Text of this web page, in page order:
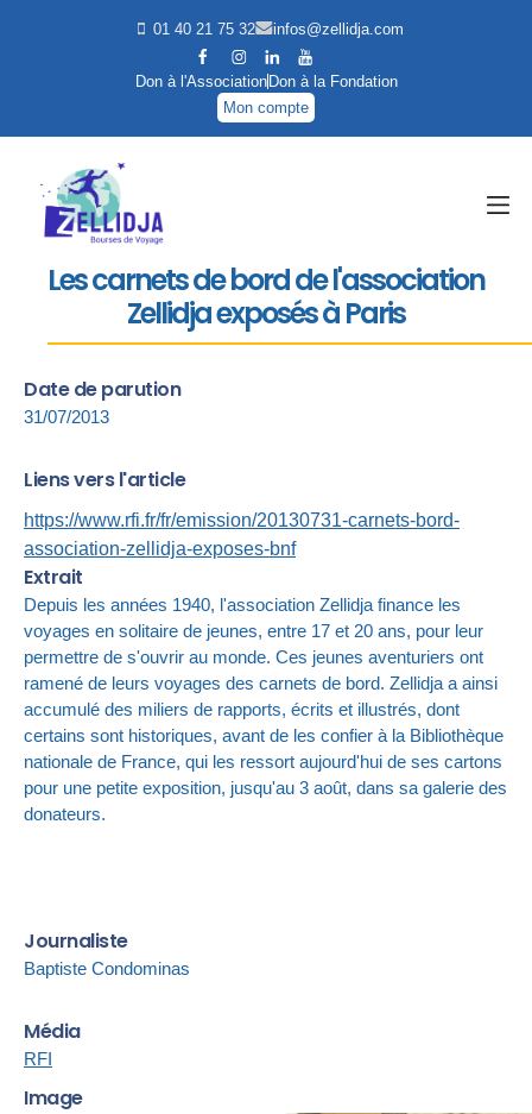
01 40 21 75 32 infos@zellidja.com
Don à l'Association Don à la Fondation
Mon compte
Les carnets de bord de l'association
Zellidja exposés à Paris
Date de parution
31/07/2013
Liens vers l'article
https://www.rfi.fr/fr/emission/20130731-carnets-bord-
association-zellidja-exposes-bnf
Extrait
Depuis les années 1940, l'association Zellidja finance les
voyages en solitaire de jeunes, entre 17 et 20 ans, pour leur
permettre de s'ouvrir au monde. Ces jeunes aventuriers ont
ramené de leurs voyages des carnets de bord. Zellidja a ainsi
accumulé des miliers de rapports, écrits et illustrés, dont
certains sont historiques, avant de les confier à la Bibliothèque
nationale de France, qui les ressort aujourd'hui de ses cartons
pour une petite exposition, jusqu'au 3 août, dans sa galerie des
donateurs.
Journaliste
Baptiste Condominas
Média
RFI
Image